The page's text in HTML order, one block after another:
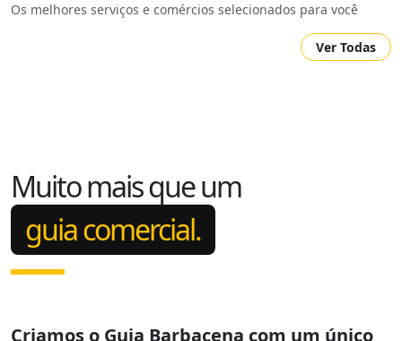
Os melhores serviços e comércios selecionados para você
Ver Todas
Muito mais que um
guia comercial.
Criamos o Guia Barbacena com um único